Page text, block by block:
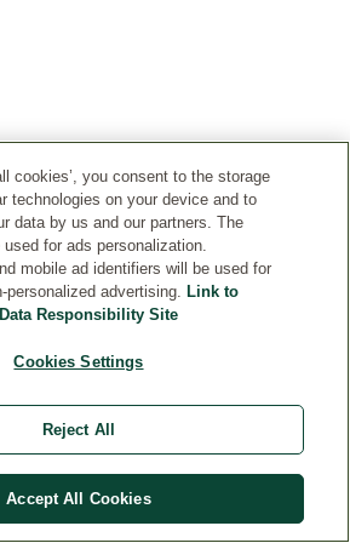
cookies’, you consent to the storage
technologies on your device and to
data by us and our partners. The
for ads personalization.
mobile ad identifiers will be used for
personalized advertising. Link to
Responsibility Site
Cookies Settings
Reject All
Accept All Cookies